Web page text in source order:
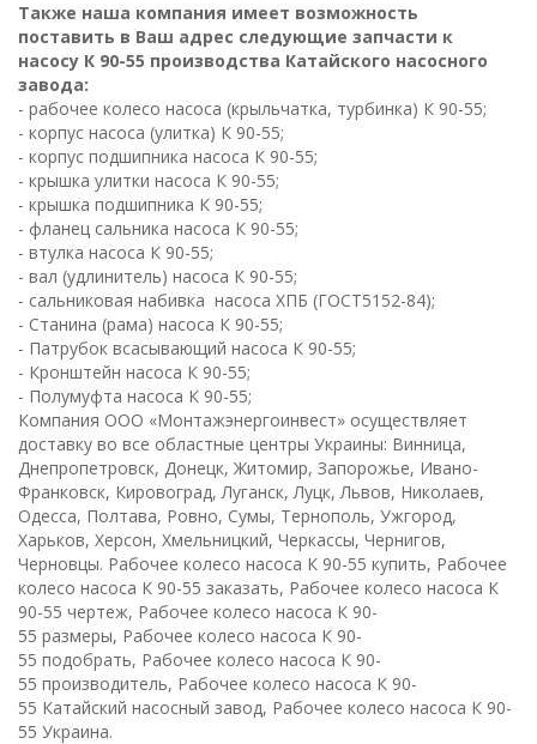
Также наша компания имеет возможность
поставить в Ваш адрес следующие запчасти к
насосу К 90-55 производства Катайского насосного
завода:
- рабочее колесо насоса (крыльчатка, турбинка) К 90-55;
- корпус насоса (улитка) К 90-55;
- корпус подшипника насоса К 90-55;
- крышка улитки насоса К 90-55;
- крышка подшипника К 90-55;
- фланец сальника насоса К 90-55;
- втулка насоса К 90-55;
- вал (удлинитель) насоса К 90-55;
- сальниковая набивка насоса ХПБ (ГОСТ5152-84);
- Станина (рама) насоса К 90-55;
- Патрубок всасывающий насоса К 90-55;
- Кронштейн насоса К 90-55;
- Полумуфта насоса К 90-55;
Компания ООО «Монтажэнергоинвест» осуществляет
доставку во все областные центры Украины: Винница,
Днепропетровск, Донецк, Житомир, Запорожье, Ивано-
Франковск, Кировоград, Луганск, Луцк, Львов, Николаев,
Одесса, Полтава, Ровно, Сумы, Тернополь, Ужгород,
Харьков, Херсон, Хмельницкий, Черкассы, Чернигов,
Черновцы. Рабочее колесо насоса К 90-55 купить, Рабочее
колесо насоса К 90-55 заказать, Рабочее колесо насоса К
90-55 чертеж, Рабочее колесо насоса К 90-
55 размеры, Рабочее колесо насоса К 90-
55 подобрать, Рабочее колесо насоса К 90-
55 производитель, Рабочее колесо насоса К 90-
55 Катайский насосный завод, Рабочее колесо насоса К 90-
55 Украина.